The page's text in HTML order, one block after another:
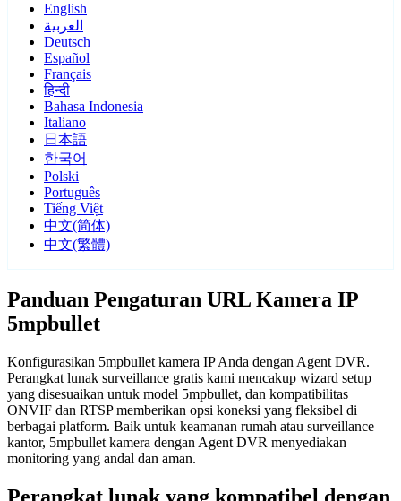
English
العربية
Deutsch
Español
Français
हिन्दी
Bahasa Indonesia
Italiano
日本語
한국어
Polski
Português
Tiếng Việt
中文(简体)
中文(繁體)
Panduan Pengaturan URL Kamera IP
5mpbullet
Konfigurasikan 5mpbullet kamera IP Anda dengan Agent DVR.
Perangkat lunak surveillance gratis kami mencakup wizard setup
yang disesuaikan untuk model 5mpbullet, dan kompatibilitas
ONVIF dan RTSP memberikan opsi koneksi yang fleksibel di
berbagai platform. Baik untuk keamanan rumah atau surveillance
kantor, 5mpbullet kamera dengan Agent DVR menyediakan
monitoring yang andal dan aman.